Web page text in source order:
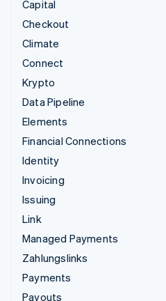
Capital
Checkout
Climate
Connect
Krypto
Data Pipeline
Elements
Financial Connections
Identity
Invoicing
Issuing
Link
Managed Payments
Zahlungslinks
Payments
Payouts